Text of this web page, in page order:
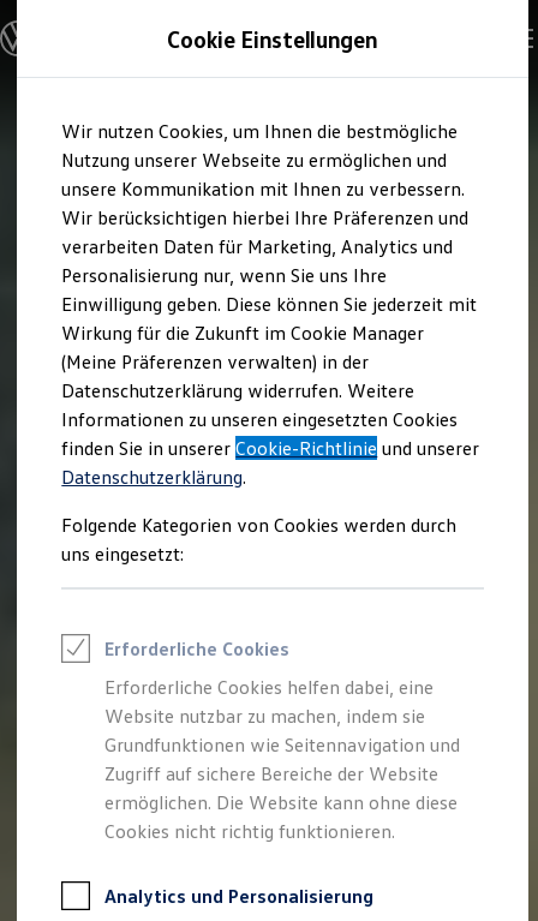
Hauptinhalt
springen
Footer
springen
Modelle & Konfigurator
Nutzfahrzeugkategorien entdecken
Modelle konfigurieren
Vorgängermodelle und Oldtimer
Vorgängermodelle
Oldtimer
Bulli Historie
Branchenlösungen & Gewerbekunden
Umbaulösungen und Hersteller finden
Auf- und Umbauten entdecken & konfigurieren
Groß- und Sonderkunden
Großkunden
Kommunen & Behörden
Journalisten
Sportvereine
Branchenlösungen
Bau & Handwerk
Gewerbliche Personenbeförderung
Service & mobile Werkstätten
Kurier, Logistik & Handel
Feuerwehr
Rettungsdienste
ONE Business ID Vorteile
Fahrzeugsuche & Marktplatz
Digitaler Marktplatz
Kauf & Finanzierung
Online-Fahrzeugbewertung
Aktionen & Angebote
E-Auto-Förderung
Für Privatkunden
Für Gewerbekunden
Profi Paket
TopDeal
Zertifizierte Gebrauchtwagen
Cookie Einstellungen
Wir nutzen Cookies, um Ihnen die bestmögliche
Nutzung unserer Webseite zu ermöglichen und
unsere Kommunikation mit Ihnen zu verbessern.
Wir berücksichtigen hierbei Ihre Präferenzen und
verarbeiten Daten für Marketing, Analytics und
Personalisierung nur, wenn Sie uns Ihre
Einwilligung geben. Diese können Sie jederzeit mit
Wirkung für die Zukunft im Cookie Manager
(Meine Präferenzen verwalten) in der
Datenschutzerklärung widerrufen. Weitere
Informationen zu unseren eingesetzten Cookies
finden Sie in unsererCookie-Richtlinie und unserer
Datenschutzerklärung.
Folgende Kategorien von Cookies werden durch
uns eingesetzt:
Erforderliche Cookies
Erforderliche Cookies helfen dabei, eine
Website nutzbar zu machen, indem sie
Grundfunktionen wie Seitennavigation und
Zugriff auf sichere Bereiche der Website
ermöglichen. Die Website kann ohne diese
Cookies nicht richtig funktionieren.
Analytics und Personalisierung